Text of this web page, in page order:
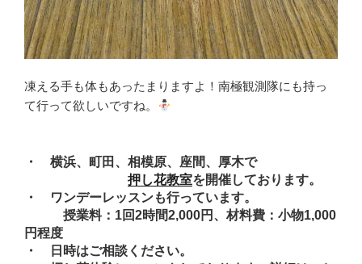
凍える手も体もあったまりますよ！南極観測隊にも持っ
て行って欲しいですね。
・ 横浜、町田、相模原、座間、厚木で
押し花教室を開催しております。
・ ワンデーレッスンも行っています。
授業料：1回2時間2,000円、材料費：小物1,000
円程度
・ 日時はご相談ください。